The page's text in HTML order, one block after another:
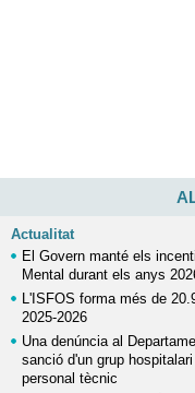
Actualitat
El Govern manté els
Mental durant els anys
L'ISFOS forma més de
2025-2026
Una denúncia al
sanció d'un grup
personal tècnic